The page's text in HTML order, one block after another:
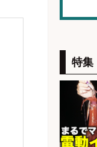
計」
会社
和食
長候
特集